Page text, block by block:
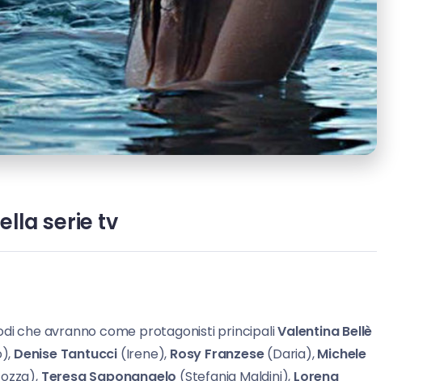
serie tv
che avranno come protagonisti principaliValentina Bellè
Denise Tantucci (Irene), Rosy Franzese(Daria),Michele
Teresa Saponangelo (Stefania Maldini), Lorena